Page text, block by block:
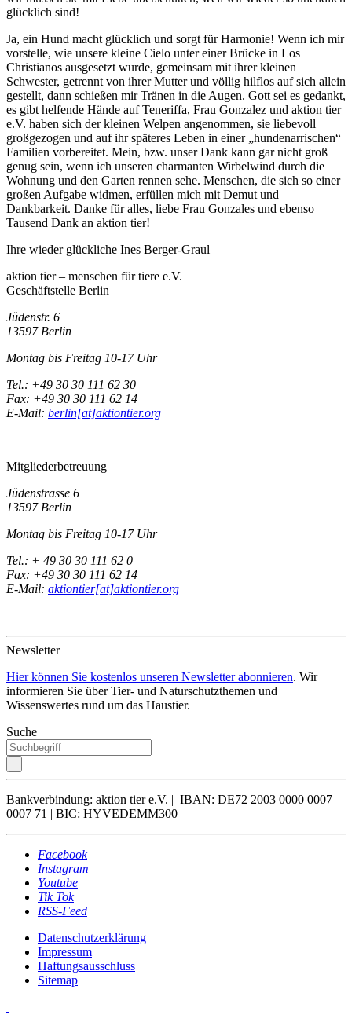
glücklich sind!
Ja, ein Hund macht glücklich und sorgt für Harmonie! Wenn ich mir
vorstelle, wie unsere kleine Cielo unter einer Brücke in Los
Christianos ausgesetzt wurde, gemeinsam mit ihrer kleinen
Schwester, getrennt von ihrer Mutter und völlig hilflos auf sich allein
gestellt, dann schießen mir Tränen in die Augen. Gott sei es gedankt,
es gibt helfende Hände auf Teneriffa, Frau Gonzalez und aktion tier
e.V. haben sich der kleinen Welpen angenommen, sie liebevoll
großgezogen und auf ihr späteres Leben in einer „hundenarrischen“
Familien vorbereitet. Mein, bzw. unser Dank kann gar nicht groß
genug sein, wenn ich unseren charmanten Wirbelwind durch die
Wohnung und den Garten rennen sehe. Menschen, die sich so einer
großen Aufgabe widmen, erfüllen mich mit Demut und
Dankbarkeit. Danke für alles, liebe Frau Gonzales und ebenso
Tausend Dank an aktion tier!
Ihre wieder glückliche Ines Berger-Graul
aktion tier – menschen für tiere e.V.
Geschäftstelle Berlin
Jüdenstr. 6
13597 Berlin
Montag bis Freitag 10-17 Uhr
Tel.: +49 30 30 111 62 30
Fax: +49 30 30 111 62 14
E-Mail: berlin[at]aktiontier.org
Mitgliederbetreuung
Jüdenstrasse 6
13597 Berlin
Montag bis Freitag 10-17 Uhr
Tel.: + 49 30 30 111 62 0
Fax: +49 30 30 111 62 14
E-Mail: aktiontier[at]aktiontier.org
Newsletter
Hier können Sie kostenlos unseren Newsletter abonnieren. Wir
informieren Sie über Tier- und Naturschutzthemen und
Wissenswertes rund um das Haustier.
Suche
Bankverbindung: aktion tier e.V. | IBAN: DE72 2003 0000 0007
0007 71 | BIC: HYVEDEMM300
Facebook
Instagram
Youtube
Tik Tok
RSS-Feed
Datenschutzerklärung
Impressum
Haftungsausschluss
Sitemap